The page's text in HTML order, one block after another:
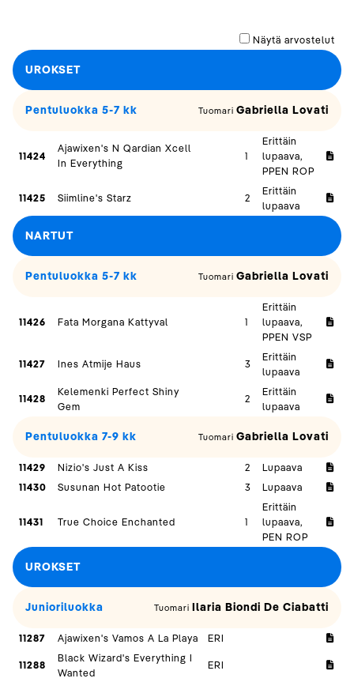
Näytä arvostelut
UROKSET
Pentuluokka 5-7 kk Tuomari Gabriella Lovati
11424
Ajawixen's N Qardian Xcell
In Everything
1
Erittäin
lupaava,
PPEN ROP
11425 Siimline's Starz 2
Erittäin
lupaava
NARTUT
Pentuluokka 5-7 kk Tuomari Gabriella Lovati
11426 Fata Morgana Kattyval 1
Erittäin
lupaava,
PPEN VSP
11427 Ines Atmije Haus 3
Erittäin
lupaava
11428
Kelemenki Perfect Shiny
Gem
2
Erittäin
lupaava
Pentuluokka 7-9 kk Tuomari Gabriella Lovati
11429 Nizio's Just A Kiss 2
Lupaava
11430
Susunan Hot Patootie 3 Lupaava
11431 True Choice Enchanted 1
Erittäin
lupaava,
PEN ROP
UROKSET
Junioriluokka Tuomari Ilaria Biondi De Ciabatti
11287 Ajawixen's Vamos A La Playa ERI
11288
Black Wizard's Everything I
Wanted
ERI